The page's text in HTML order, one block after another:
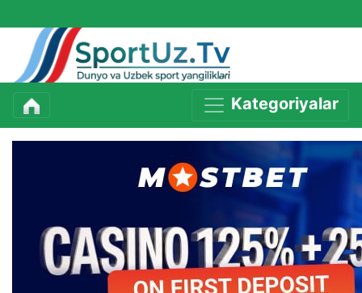
Kategoriyalar